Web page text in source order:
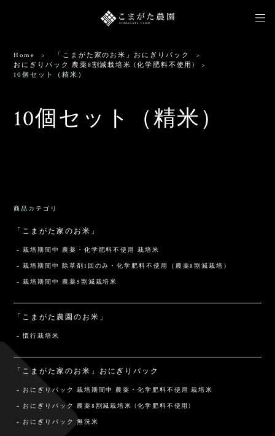
Home
「こまがた家のお米」おにぎりパック
おにぎりパック 農薬8割減栽培米 (化学肥料不使用)
10個セット（精米）
10個セット（精米）
商品カテゴリ
「こまがた家のお米」
栽培期間中 農薬・化学肥料不使用 栽培米
栽培期間中 除草剤1回のみ・化学肥料不使用（農薬8割減栽培）
栽培期間中 農薬5割減栽培米
「こまがた農園のお米」
慣行栽培米
「こまがた家のお米」おにぎりパック
おにぎりパック 栽培期間中 農薬・化学肥料不使用 栽培米
おにぎりパック 農薬8割減栽培米 (化学肥料不使用)
おにぎりパック 無洗米